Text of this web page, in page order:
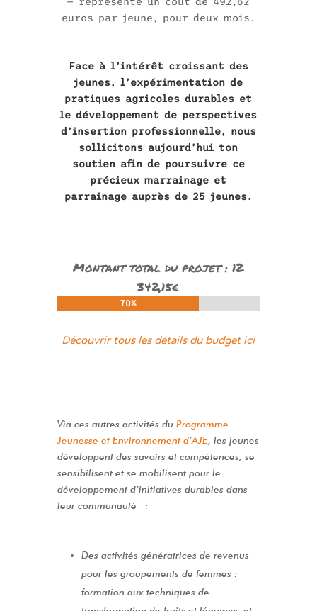
euros par jeune, pour deux mois.
Face à l’intérêt croissant des
jeunes, l’expérimentation de
pratiques agricoles durables et
le développement de perspectives
d’insertion professionnelle, nous
sollicitons aujourd’hui ton
soutien afin de poursuivre ce
précieux marrainage et
parrainage auprès de 25 jeunes.
Montant total du projet : 12
342,15€
70%
70%
Découvrir tous les détails du budget ici
Via ces autres activités du Programme
Jeunesse et Environnement d’AJE, les jeunes
développent des savoirs et compétences, se
sensibilisent et se mobilisent pour le
développement d’initiatives durables dans
leur communauté :
Des activités génératrices de revenus
pour les groupements de femmes :
formation aux techniques de